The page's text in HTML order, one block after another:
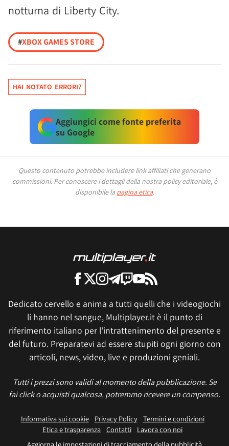
notturna di Liberty City.
#XBOX GAMES STORE
HAI NOTATO ERRORI?
Aggiungici come fonte preferita
su Google
Questo contenuto potrebbe includere link affiliati che generano
commissioni. Per conoscere i dettagli della nostra policy editoriale, è
disponibile la pagina etica.
Dedicato cervello e anima a tutti quelli che i videogiochi
li hanno nel sangue, Multiplayer.it è il punto di
riferimento italiano per l'intrattenimento del presente e
del futuro. Preparatevi ad essere stupiti ogni giorno con
articoli, news, video, live e produzioni geniali.
Tutti i prezzi sono validi al momento della pubblicazione. Se
fai click o acquisti qualcosa, potremmo ricevere un compenso.
Informativa sui cookie Privacy Policy
Termini e condizioni
Etica e trasparenza Contatti
Lavora con noi